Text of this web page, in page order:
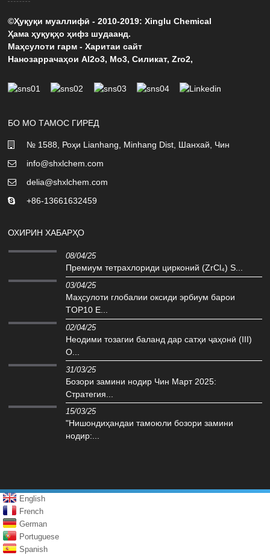
©Ҳуқуқи муаллифӣ - 2010-2019: Xinglu Chemical
Ҳама ҳуқуқҳо ҳифз шудаанд.
Маҳсулоти гарм -Харитаи сайт
Нанозаррачаҳои Al2o3, Мо3,Силикат,Zro2,
БО МО ТАМОС ГИРЕД
№ 1588, Роҳи Lianhang, Minhang Dist, Шанхай, Чин
info@shxlchem.com
delia@shxlchem.com
+86-13661632459
ОХИРИН ХАБАРҲО
08/04/25
Премиум тетрахлориди цирконий (ZrCl₄) S...
03/04/25
Маҳсулоти глобалии оксиди эрбиум барои
TOP10 E...
02/04/25
Неодими тозагии баланд дар сатҳи ҷаҳонӣ (III)
O...
31/03/25
Бозори замини нодир Чин Март 2025:
Стратегия...
15/03/25
"Нишондиҳандаи тамоюли бозори замини
нодир:...
English
French
German
Portuguese
Spanish